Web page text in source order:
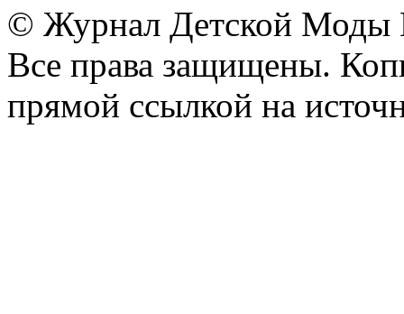
© Журнал Детской Моды
Все права защищены.
прямой ссылкой на